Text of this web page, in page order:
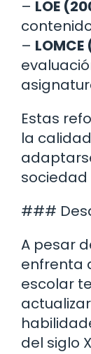
– LOE
– LOMCE
Estas
la
sociedad
###
A pesar
enfrenta
escolar
del siglo